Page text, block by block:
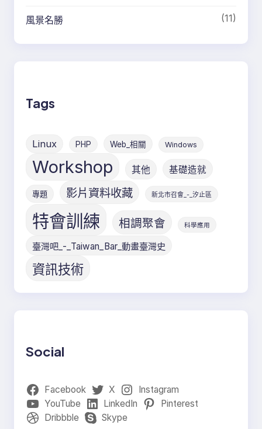
風景名勝 (11)
Tags
Linux PHP Web_相關 Windows
Workshop 其他 基礎造就
專題 影片資料收藏 新北市召會_-_汐止區
特會訓練 相調聚會 科學應用
臺灣吧_-_Taiwan_Bar_動畫臺灣史
資訊技術
Social
Facebook X
Instagram
YouTube
LinkedIn
Pinterest
Dribbble
Skype